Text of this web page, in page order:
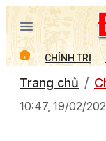
CHÍNH TRỊ
Trang chủ
10:47, 19/02/